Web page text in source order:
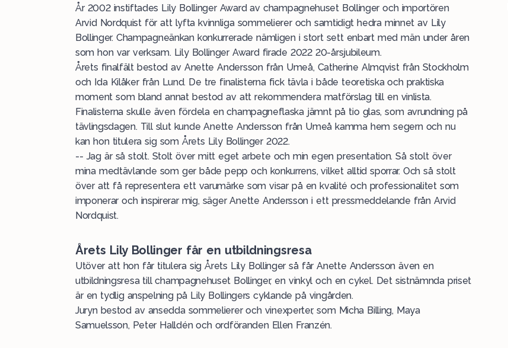
År 2002 instiftades Lily Bollinger Award av champagnehuset Bollinger och importören
Arvid Nordquist för att lyfta kvinnliga sommelierer och samtidigt hedra minnet av Lily
Bollinger. Champagneänkan konkurrerade nämligen i stort sett enbart med män under åren
som hon var verksam. Lily Bollinger Award firade 2022 20-årsjubileum.
Årets finalfält bestod av Anette Andersson från Umeå, Catherine Almqvist från Stockholm
och Ida Kilåker från Lund. De tre finalisterna fick tävla i både teoretiska och praktiska
moment som bland annat bestod av att rekommendera matförslag till en vinlista.
Finalisterna skulle även fördela en champagneflaska jämnt på tio glas, som avrundning på
tävlingsdagen. Till slut kunde Anette Andersson från Umeå kamma hem segern och nu
kan hon titulera sig som Årets Lily Bollinger 2022.
-- Jag är så stolt. Stolt över mitt eget arbete och min egen presentation. Så stolt över
mina medtävlande som ger både pepp och konkurrens, vilket alltid sporrar. Och så stolt
över att få representera ett varumärke som visar på en kvalité och professionalitet som
imponerar och inspirerar mig, säger Anette Andersson i ett pressmeddelande från Arvid
Nordquist.
Årets Lily Bollinger får en utbildningsresa
Utöver att hon får titulera sig Årets Lily Bollinger så får Anette Andersson även en
utbildningsresa till champagnehuset Bollinger, en vinkyl och en cykel. Det sistnämnda priset
är en tydlig anspelning på Lily Bollingers cyklande på vingården.
Juryn bestod av ansedda sommelierer och vinexperter, som Micha Billing, Maya
Samuelsson, Peter Halldén och ordföranden Ellen Franzén.